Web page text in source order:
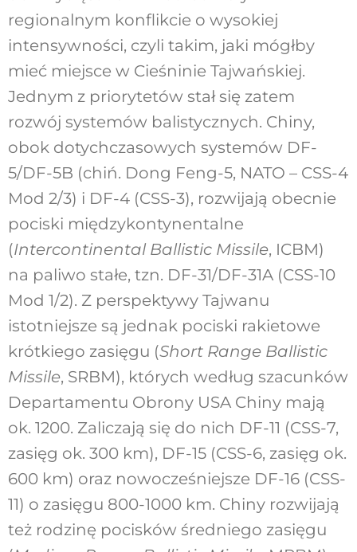
regionalnym konflikcie o wysokiej
intensywności, czyli takim, jaki mógłby
mieć miejsce w Cieśninie Tajwańskiej.
Jednym z priorytetów stał się zatem
rozwój systemów balistycznych. Chiny,
obok dotychczasowych systemów DF-
5/DF-5B (chiń. Dong Feng-5, NATO – CSS-4
Mod 2/3) i DF-4 (CSS-3), rozwijają obecnie
pociski międzykontynentalne
(Intercontinental Ballistic Missile, ICBM)
na paliwo stałe, tzn. DF-31/DF-31A (CSS-10
Mod 1/2). Z perspektywy Tajwanu
istotniejsze są jednak pociski rakietowe
krótkiego zasięgu (Short Range Ballistic
Missile, SRBM), których według szacunków
Departamentu Obrony USA Chiny mają
ok. 1200. Zaliczają się do nich DF-11 (CSS-7,
zasięg ok. 300 km), DF-15 (CSS-6, zasięg ok.
600 km) oraz nowocześniejsze DF-16 (CSS-
11) o zasięgu 800-1000 km. Chiny rozwijają
też rodzinę pocisków średniego zasięgu